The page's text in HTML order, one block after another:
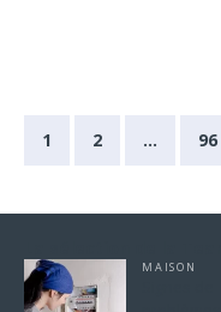
1 2 … 96
MAISON